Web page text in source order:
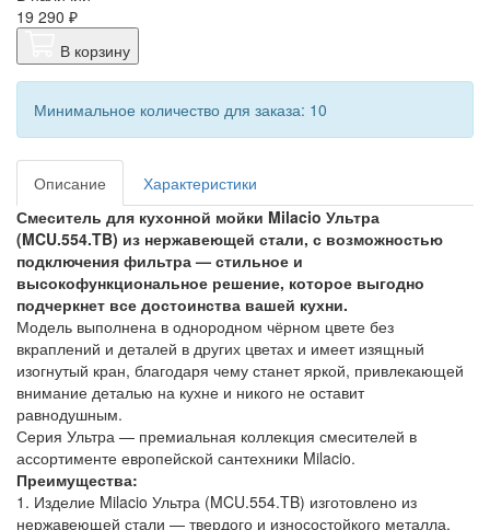
19 290 ₽
В корзину
Минимальное количество для заказа: 10
Описание
Характеристики
Смеситель для кухонной мойки Milacio Ультра
(MCU.554.TB) из нержавеющей стали, с возможностью
подключения фильтра — стильное и
высокофункциональное решение, которое выгодно
подчеркнет все достоинства вашей кухни.
Модель выполнена в однородном чёрном цвете без
вкраплений и деталей в других цветах и имеет изящный
изогнутый кран, благодаря чему станет яркой, привлекающей
внимание деталью на кухне и никого не оставит
равнодушным.
Серия Ультра — премиальная коллекция смесителей в
ассортименте европейской сантехники Milacio.
Преимущества:
1. Изделие Milacio Ультра (MCU.554.TB) изготовлено из
нержавеющей стали — твердого и износостойкого металла,